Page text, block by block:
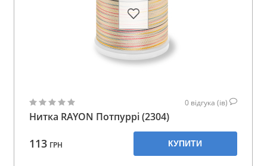
0 відгука (ів)
Нитка RAYON Потпуррі (2304)
113 ГРН КУПИТИ